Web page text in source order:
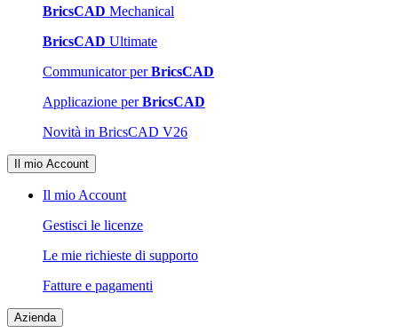
BricsCAD Mechanical
BricsCAD Ultimate
Communicator perBricsCAD
Applicazione perBricsCAD
Novità in BricsCAD V26
Il mio Account
Il mio Account
Gestisci le licenze
Le mie richieste di supporto
Fatture e pagamenti
Azienda